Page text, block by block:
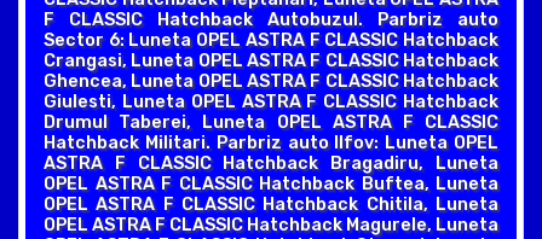
F CLASSIC Hatchback Autobuzul. Parbriz auto
Sector 6: Luneta OPEL ASTRA F CLASSIC Hatchback
Crangasi, Luneta OPEL ASTRA F CLASSIC Hatchback
Ghencea, Luneta OPEL ASTRA F CLASSIC Hatchback
Giulesti, Luneta OPEL ASTRA F CLASSIC Hatchback
Drumul Taberei, Luneta OPEL ASTRA F CLASSIC
Hatchback Militari. Parbriz auto Ilfov: Luneta OPEL
ASTRA F CLASSIC Hatchback Bragadiru, Luneta
OPEL ASTRA F CLASSIC Hatchback Buftea, Luneta
OPEL ASTRA F CLASSIC Hatchback Chitila, Luneta
OPEL ASTRA F CLASSIC Hatchback Magurele, Luneta